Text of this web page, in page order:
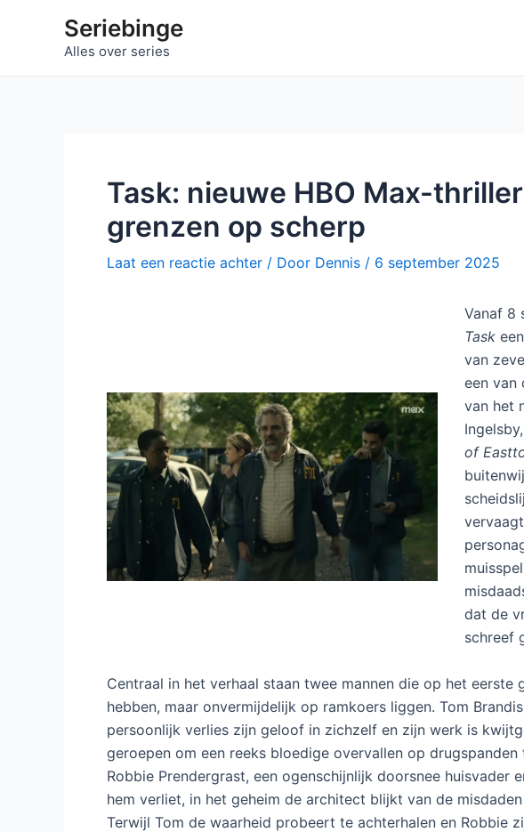
Seriebinge
Alles over series
Task: nieuwe HBO Max-
grenzen op scherp
Laat een reactie achter / Door Dennis / 6 september 2025
Vanaf 8
Task
van
een van
van het
of
dat de
schreef
Centraal in het verhaal staan twee mannen die op het eerste
hebben, maar onvermijdelijk op ramkoers liggen. Tom
persoonlijk verlies zijn geloof in zichzelf en zijn werk is
geroepen om een reeks bloedige overvallen op
Robbie Prendergrast, een ogenschijnlijk doorsnee huisvader
hem verliet, in het geheim de architect blijkt van de
Terwijl Tom de waarheid probeert te achterhalen en Robbie